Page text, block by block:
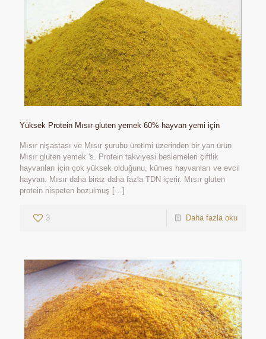
Yüksek Protein Mısır gluten yemek 60% hayvan yemi için
Mısır nişastası ve Mısır şurubu üretimi üzerinden bir yan ürün
Mısır gluten yemek 's. Protein takviyesi beslemeleri çiftlik
hayvanları için çok yüksek olduğunu, kümes hayvanları ve evcil
hayvan. Mısır daha biraz daha fazla TDN içerir. Mısır gluten
protein nispeten bozulmuş […]
3 Daha fazla oku